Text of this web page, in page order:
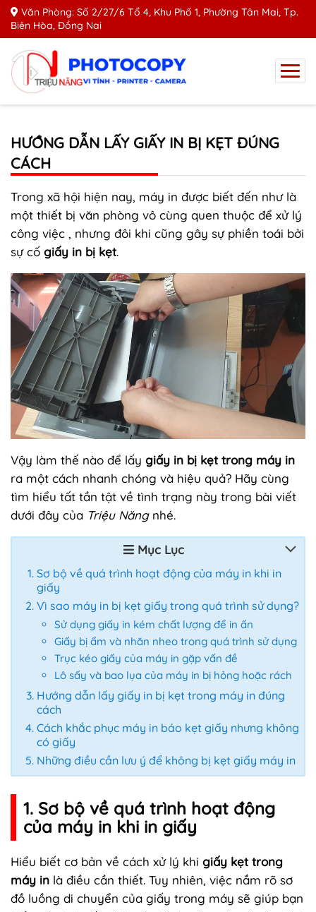
Văn Phòng: Số 2/27/6 Tổ 4, Khu Phố 1, Phường Tân Mai, Tp.
Biên Hòa, Đồng Nai
HƯỚNG DẪN LẤY GIẤY IN BỊ KẸT ĐÚNG
CÁCH
Trong xã hội hiện nay, máy in được biết đến như là
một thiết bị văn phòng vô cùng quen thuộc để xử lý
công việc , nhưng đôi khi cũng gây sự phiền toái bởi
sự cố giấy in bị kẹt.
Vậy làm thế nào để lấy giấy in bị kẹt trong máy in
ra một cách nhanh chóng và hiệu quả? Hãy cùng
tìm hiểu tất tần tật về tình trạng này trong bài viết
dưới đây của Triệu Năngnhé.
Mục Lục
Sơ bộ về quá trình hoạt động của máy in khi in
giấy
Vì sao máy in bị kẹt giấy trong quá trình sử dụng?
Sử dụng giấy in kém chất lượng để in ấn
Giấy bị ẩm và nhăn nheo trong quá trình sử dụng
Trục kéo giấy của máy in gặp vấn đề
Lô sấy và bao lụa của máy in bị hỏng hoặc rách
Hướng dẫn lấy giấy in bị kẹt trong máy in đúng
cách
Cách khắc phục máy in báo kẹt giấy nhưng không
có giấy
Những điều cần lưu ý để không bị kẹt giấy máy in
1. Sơ bộ về quá trình hoạt động
của máy in khi in giấy
Hiểu biết cơ bản về cách xử lý khi giấy kẹt trong
máy in là điều cần thiết. Tuy nhiên, việc nắm rõ sơ
đồ luồng di chuyển của giấy trong máy sẽ giúp bạn